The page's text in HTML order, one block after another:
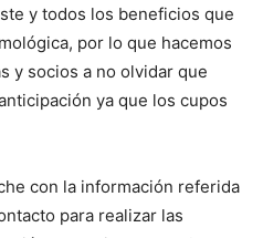
y todos los beneficios que
por lo que hacemos
y socios a no olvidar que
ya que los cupos
con la información referida
para realizar las